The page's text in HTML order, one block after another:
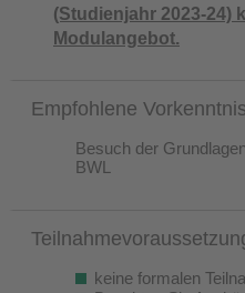
(Studienjahr 2023-24)
Modulangebot.
Empfohlene
Besuch der
BWL
keine formalen